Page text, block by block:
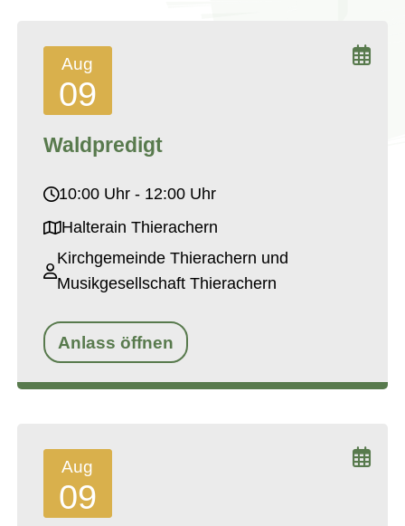
Aug
09
Waldpredigt
10:00 Uhr - 12:00 Uhr
Halterain Thierachern
Kirchgemeinde Thierachern und
Musikgesellschaft Thierachern
Anlass öffnen
Aug
09